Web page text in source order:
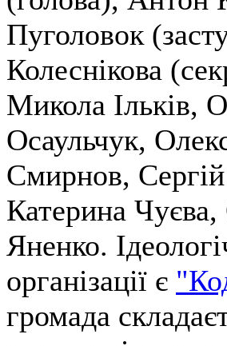
Пуголовок
Колеснікова
Микола Ільків,
Осаульчук,
Смирнов,
Катерина
Яненко.
організації є
громада